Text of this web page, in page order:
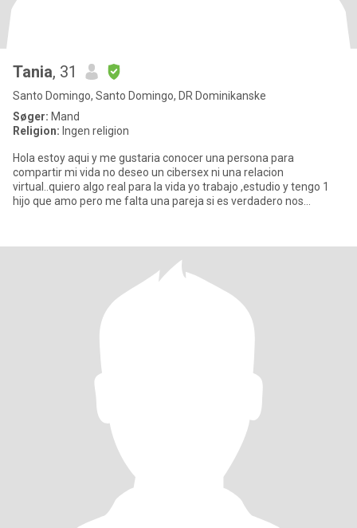
Tania, 31
Santo Domingo, Santo Domingo, DR Dominikanske
Søger: Mand
Religion: Ingen religion
Hola estoy aqui y me gustaria conocer una persona para
compartir mi vida no deseo un cibersex ni una relacion
virtual..quiero algo real para la vida yo trabajo ,estudio y tengo 1
hijo que amo pero me falta una pareja si es verdadero nos